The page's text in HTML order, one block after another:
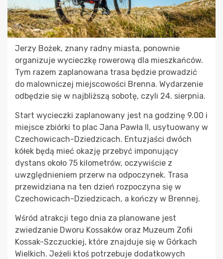
Jerzy Bożek, znany radny miasta, ponownie
organizuje wycieczkę rowerową dla mieszkańców.
Tym razem zaplanowana trasa będzie prowadzić
do malowniczej miejscowości Brenna. Wydarzenie
odbędzie się w najbliższą sobotę, czyli 24. sierpnia.
Start wycieczki zaplanowany jest na godzinę 9.00 i
miejsce zbiórki to plac Jana Pawła II, usytuowany w
Czechowicach-Dziedzicach. Entuzjaści dwóch
kółek będą mieć okazję przebyć imponujący
dystans około 75 kilometrów, oczywiście z
uwzględnieniem przerw na odpoczynek. Trasa
przewidziana na ten dzień rozpoczyna się w
Czechowicach-Dziedzicach, a kończy w Brennej.
Wśród atrakcji tego dnia za planowane jest
zwiedzanie Dworu Kossaków oraz Muzeum Zofii
Kossak-Szczuckiej, które znajduje się w Górkach
Wielkich. Jeżeli ktoś potrzebuje dodatkowych